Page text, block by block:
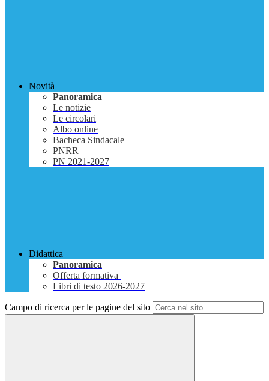
Novità
Panoramica
Le notizie
Le circolari
Albo online
Bacheca Sindacale
PNRR
PN 2021-2027
Didattica
Panoramica
Offerta formativa
Libri di testo 2026-2027
Campo di ricerca per le pagine del sito